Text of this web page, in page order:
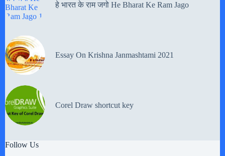
हे भारत के राम जगो He Bharat Ke Ram Jago
Essay On Krishna Janmashtami 2021
Corel Draw shortcut key
Follow Us